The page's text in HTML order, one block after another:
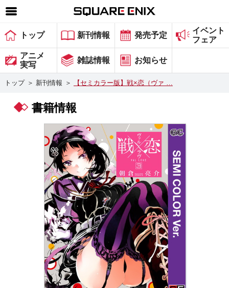
SQUARE ENIX 公式サイトメニュー
ゲーム
マガジン＆ブックス
グッズ
会社情報 採用情報
スクウェア・エニックス サイト内検索
トップ 新刊情報 発売予定
イベント
フェア
アニメ
実写
雑誌情報 お知らせ
トップ ＞ 新刊情報 ＞ 【セミカラー版】戦×恋（ヴァ …
書籍情報